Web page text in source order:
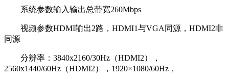
系统参数输入输出总带宽260Mbps
视频参数HDMI输出2路，HDMI1与VGA同源，HDMI2非
同源
分辨率：3840x2160/30Hz（HDMI2），
2560x1440/60Hz（HDMI2），1920×1080/60Hz，